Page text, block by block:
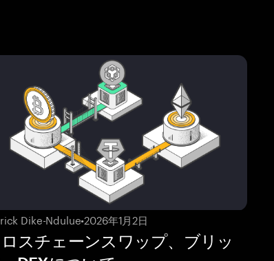
Dike-Ndulue•2026年1月2日
スチェーンスワップ、ブリッ